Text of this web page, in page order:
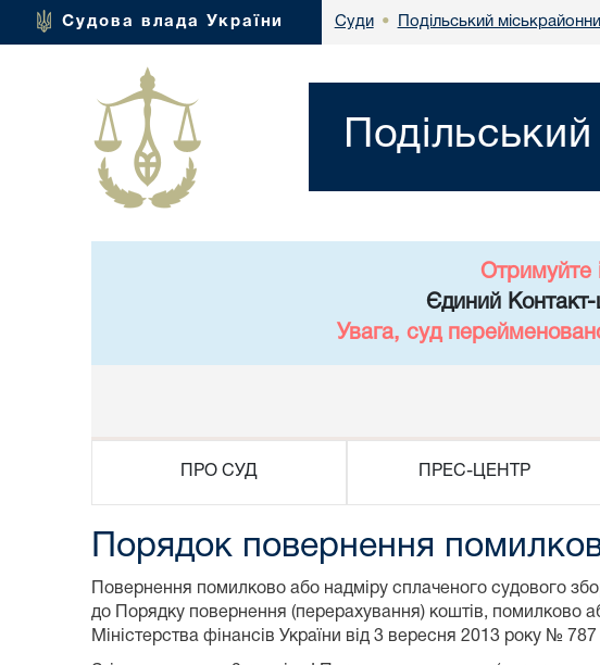
Судова влада України Суди • Подільський
Отримуйте
Єдиний Контакт-
Увага, суд
ПРО СУД ПРЕС-ЦЕНТР
Порядок повернення
Повернення помилково або надміру сплаченого судового
до Порядку повернення (перерахування) коштів, помилково
Міністерства фінансів України від 3 вересня 2013 року №